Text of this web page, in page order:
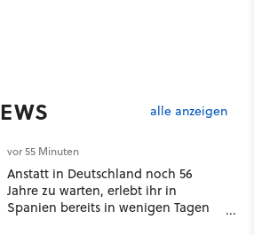
alle anzeigen
vor 55 Minuten
Anstatt in Deutschland noch 56
Jahre zu warten, erlebt ihr in
Spanien bereits in wenigen Tagen